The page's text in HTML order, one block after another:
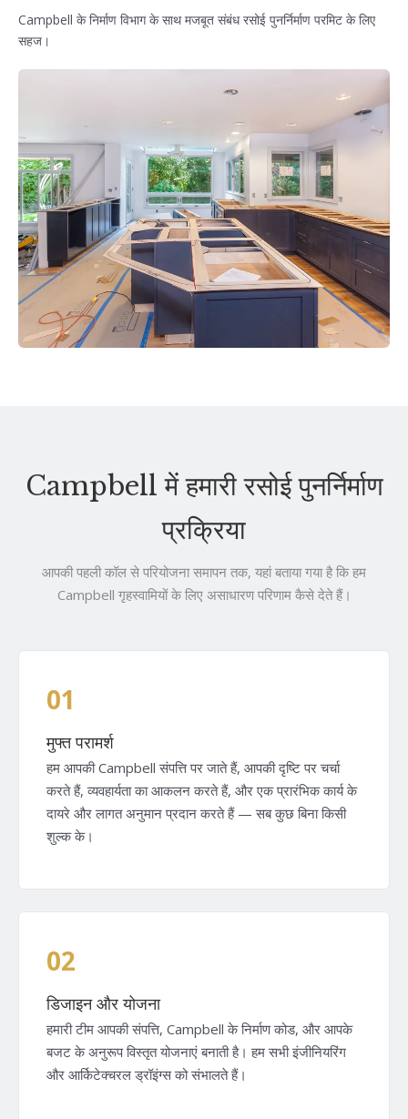
Campbell के निर्माण विभाग के साथ मजबूत संबंध रसोई पुनर्निर्माण परमिट के लिए
सहज।
Campbell में हमारी रसोई पुनर्निर्माण
प्रक्रिया
आपकी पहली कॉल से परियोजना समापन तक, यहां बताया गया है कि हम
Campbell गृहस्वामियों के लिए असाधारण परिणाम कैसे देते हैं।
01
मुफ्त परामर्श
हम आपकी Campbell संपत्ति पर जाते हैं, आपकी दृष्टि पर चर्चा
करते हैं, व्यवहार्यता का आकलन करते हैं, और एक प्रारंभिक कार्य के
दायरे और लागत अनुमान प्रदान करते हैं — सब कुछ बिना किसी
शुल्क के।
02
डिजाइन और योजना
हमारी टीम आपकी संपत्ति, Campbell के निर्माण कोड, और आपके
बजट के अनुरूप विस्तृत योजनाएं बनाती है। हम सभी इंजीनियरिंग
और आर्किटेक्चरल ड्रॉइंग्स को संभालते हैं।